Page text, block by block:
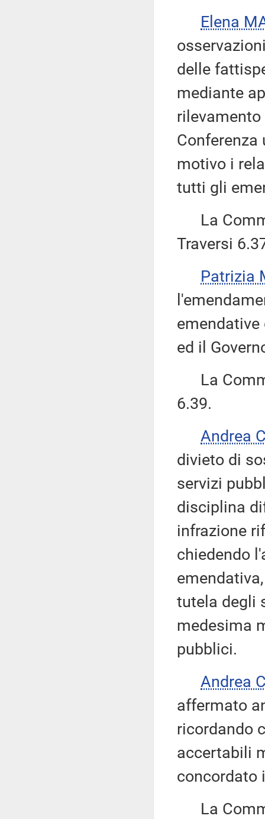
Elena
delle
mediante
Conferenza
motivo i
tutti gli
La
Traversi
Patrizia
ed il
La
6.39.
Andrea
divieto di
servizi
disciplina
infrazione
chiedendo
tutela degli
medesima
pubblici.
Andrea
affermato
ricordando
accertabili
concordato
La